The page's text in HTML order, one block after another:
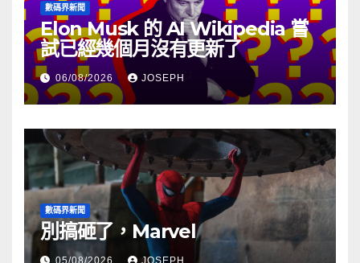
數碼界新聞
Elon Musk 的 AI Wikipedia 嘗
試已經幾個月沒有更新了
06/08/2026 JOSEPH
數碼界新聞
別搞砸了，Marvel